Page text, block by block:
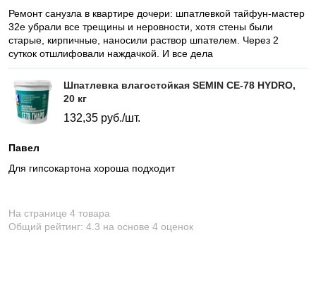
Ремонт санузла в квартире дочери: шпатлевкой тайфун-мастер
32е убрали все трещины и неровности, хотя стены были
старые, кирпичные, наносили раствор шпателем. Через 2
суткок отшлифовали наждачкой. И все дела
Шпатлевка влагостойкая SEMIN СЕ-78 HYDRO,
20 кг
132,35 руб./шт.
Павел
Для гипсокартона хороша подходит
На странице 4 товара
Общий рейтинг: 4.3 на основе 4 оценок